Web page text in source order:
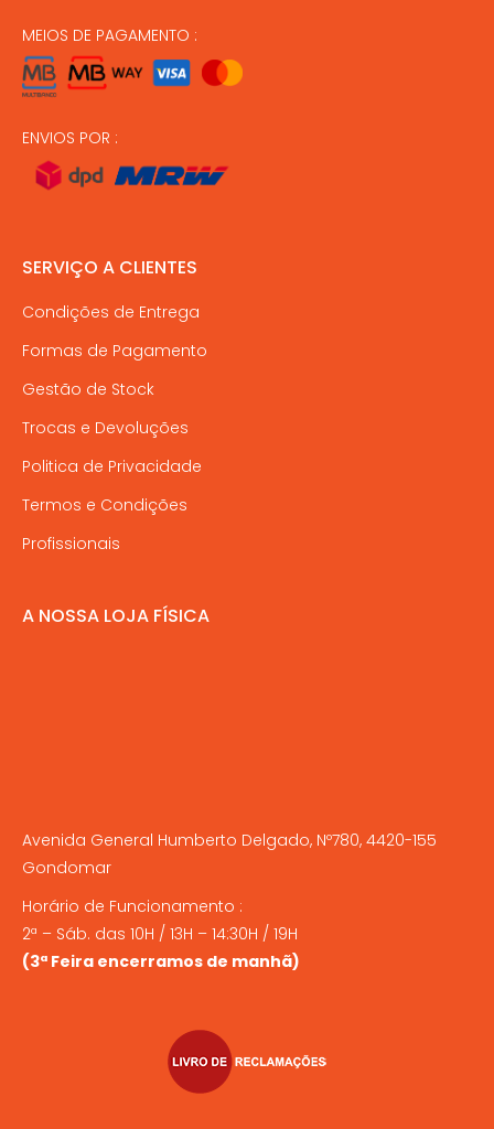
MEIOS DE PAGAMENTO :
ENVIOS POR :
SERVIÇO A CLIENTES
Condições de Entrega
Formas de Pagamento
Gestão de Stock
Trocas e Devoluções
Politica de Privacidade
Termos e Condições
Profissionais
A NOSSA LOJA FÍSICA
Avenida General Humberto Delgado, Nº780, 4420-155
Gondomar
Horário de Funcionamento :
2ª – Sáb. das 10H / 13H – 14:30H / 19H
(3ª Feira encerramos de manhã)